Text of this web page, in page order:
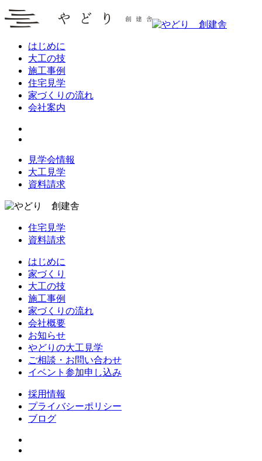
はじめに
大工の技
施工事例
住宅見学
家づくりの流れ
会社案内
見学会情報
大工見学
資料請求
住宅見学
資料請求
はじめに
家づくり
大工の技
施工事例
家づくりの流れ
会社概要
お知らせ
やどりの大工見学
ご相談・お問い合わせ
イベント参加申し込み
採用情報
プライバシーポリシー
ブログ